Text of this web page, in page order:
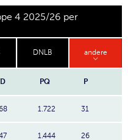
4 2025/26 per
DNLB andere
PQ P
1.722 31
1.444 26